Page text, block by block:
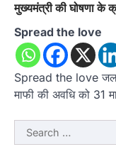
मुख्यमंत्री की घोषणा के
Spread the love
Spread the love जल
माफी की अवधि को 31
Search
for: